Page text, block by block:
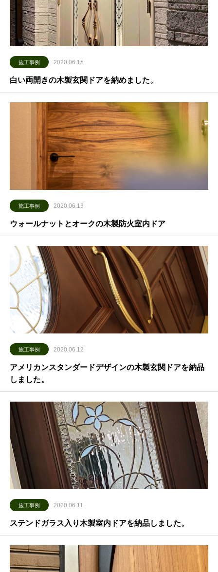
施工事例 2020.06.15
白い両開きの木製玄関ドアを納めました。
施工事例 2020.06.13
ウォールナットとオークの木製防火室内ドア
施工事例 2020.06.12
アメリカンスタンダードデザインの木製玄関ドアを納品
しました。
施工事例 2020.06.11
ステンドガラス入り木製室内ドアを納品しました。